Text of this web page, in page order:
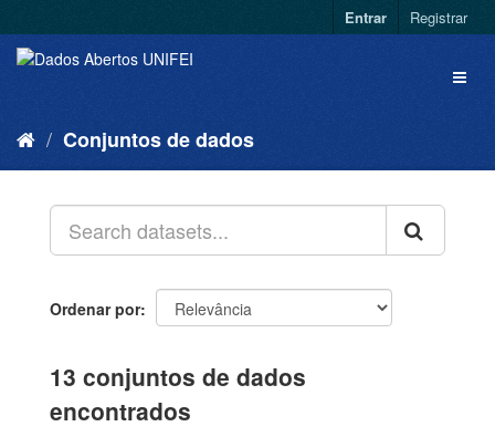
Entrar Registrar
Conjuntos de dados
Ordenar por
13 conjuntos de dados
encontrados